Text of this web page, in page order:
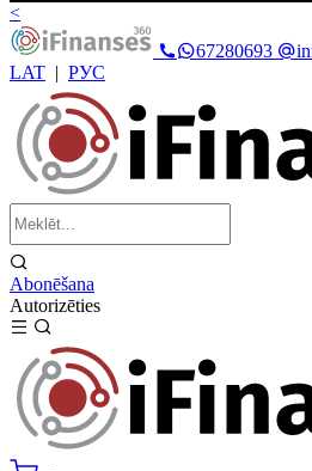
<
67280693
LAT | РУС
Abonēšana
Autorizēties